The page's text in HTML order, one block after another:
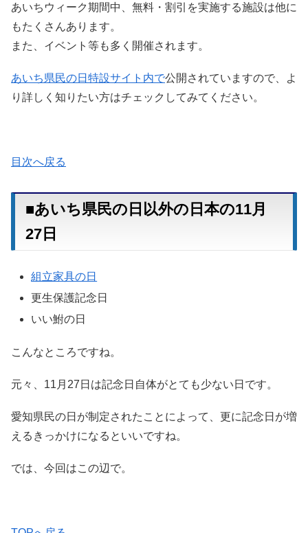
あいちウィーク期間中、無料・割引を実施する施設は他に
もたくさんあります。
また、イベント等も多く開催されます。
あいち県民の日特設サイト内で公開されていますので、よ
り詳しく知りたい方はチェックしてみてください。
目次へ戻る
■あいち県民の日以外の日本の11月
27日
組立家具の日
更生保護記念日
いい鮒の日
こんなところですね。
元々、11月27日は記念日自体がとても少ない日です。
愛知県民の日が制定されたことによって、更に記念日が増
えるきっかけになるといいですね。
では、今回はこの辺で。